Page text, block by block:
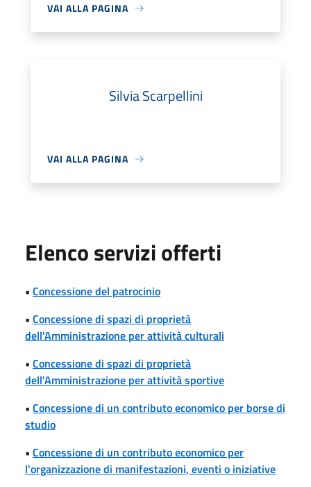
VAI ALLA PAGINA
Silvia Scarpellini
VAI ALLA PAGINA
Elenco servizi offerti
• Concessione del patrocinio
• Concessione di spazi di proprietà
dell'Amministrazione per attività culturali
• Concessione di spazi di proprietà
dell'Amministrazione per attività sportive
• Concessione di un contributo economico per borse di
studio
• Concessione di un contributo economico per
l'organizzazione di manifestazioni, eventi o iniziative